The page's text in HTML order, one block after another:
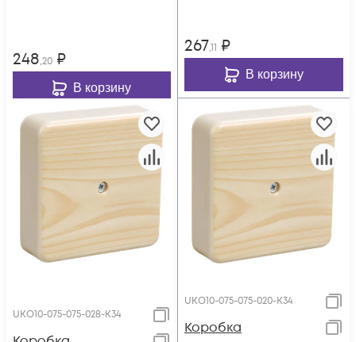
248,20 ₽
В корзину
267,11 ₽
В корзину
UKO10-075-075-028-K34
UKO10-075-075-020-K34
Коробка